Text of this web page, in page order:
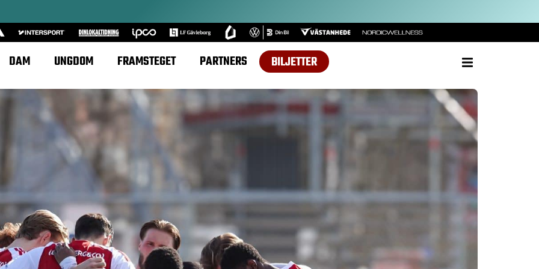
DAM UNGDOM FRAMSTEGET PARTNERS BILJETTER